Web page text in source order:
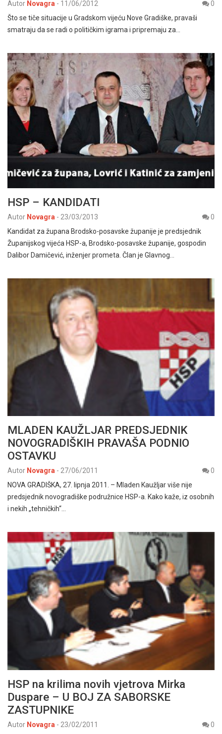
Autor Novagra - 11/06/2012
0
Što se tiče situacije u Gradskom vijeću Nove Gradiške, pravaši
smatraju da se radi o političkim igrama i pripremaju za…
HSP – KANDIDATI
Autor Novagra - 23/03/2013
0
Kandidat za župana Brodsko-posavske županije je predsjednik
Županijskog vijeća HSP-a, Brodsko-posavske županije, gospodin
Dalibor Damičević, inženjer prometa. Član je Glavnog…
MLADEN KAUŽLJAR PREDSJEDNIK
NOVOGRADIŠKIH PRAVAŠA PODNIO
OSTAVKU
Autor Novagra - 27/06/2011
0
NOVA GRADIŠKA, 27. lipnja 2011. – Mladen Kaužljar više nije
predsjednik novogradiške podružnice HSP-a. Kako kaže, iz osobnih
i nekih „tehničkih“…
HSP na krilima novih vjetrova Mirka
Duspare – U BOJ ZA SABORSKE
ZASTUPNIKE
Autor Novagra - 23/02/2011
0